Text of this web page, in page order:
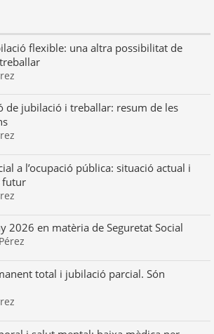
flexible: una altra possibilitat de
de jubilació i treballar: resum de les
a l’ocupació pública: situació actual i
futur
2026 en matèria de Seguretat Social
total i jubilació parcial. Són